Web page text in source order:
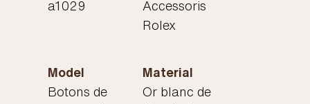
a1029
Accessoris
Rolex
Model
Botons de
Material
Or blanc de